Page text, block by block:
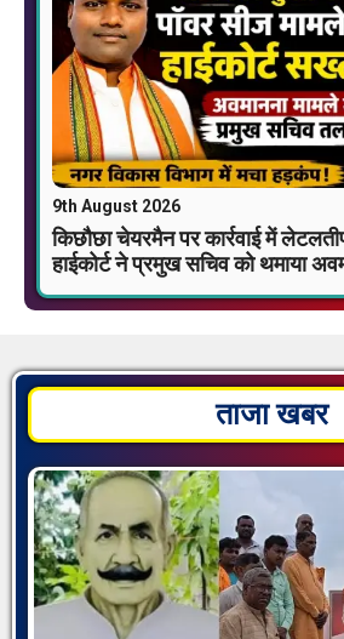
9th August 2026
किछौछा चेयरमैन पर कार्रवाई में
हाईकोर्ट ने प्रमुख सचिव को थमाया
ताजा खबर